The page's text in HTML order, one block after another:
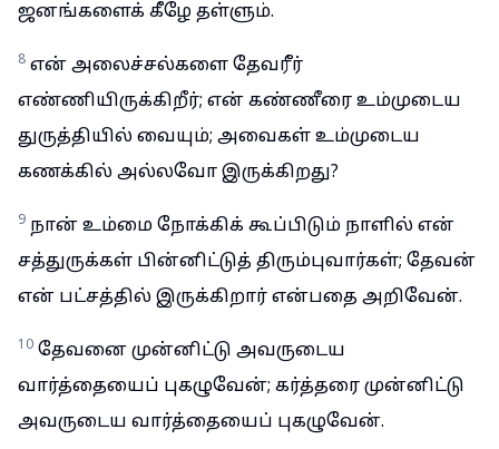
ஜனங்களைக் கீழே தள்ளும்.
8 என் அலைச்சல்களை தேவரீர்
எண்ணியிருக்கிறீர்; என் கண்ணீரை உம்முடைய
துருத்தியில் வையும்; அவைகள் உம்முடைய
கணக்கில் அல்லவோ இருக்கிறது?
9 நான் உம்மை நோக்கிக் கூப்பிடும் நாளில் என்
சத்துருக்கள் பின்னிட்டுத் திரும்புவார்கள்; தேவன்
என் பட்சத்தில் இருக்கிறார் என்பதை அறிவேன்.
10 தேவனை முன்னிட்டு அவருடைய
வார்த்தையைப் புகழுவேன்; கர்த்தரை முன்னிட்டு
அவருடைய வார்த்தையைப் புகழுவேன்.